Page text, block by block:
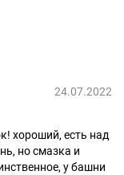
24.07.2022
хороший, есть над
но смазка и
у башни